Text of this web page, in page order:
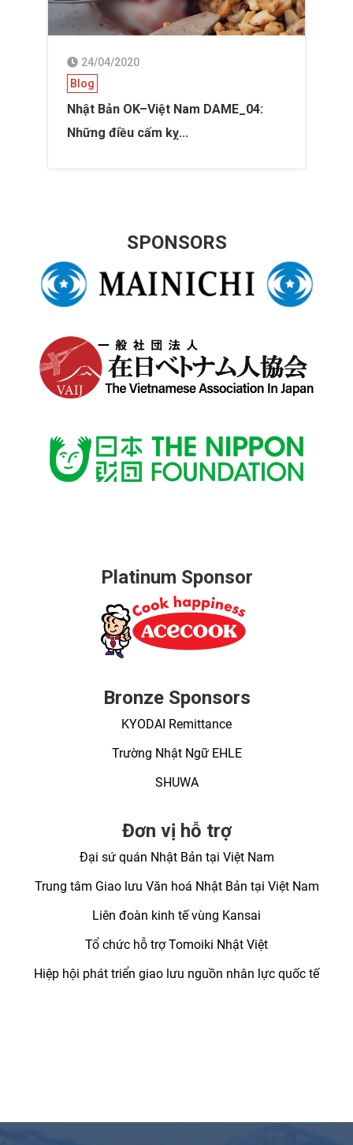
24/04/2020
Blog
Nhật Bản OK–Việt Nam DAME_04:
Những điều cấm kỵ...
SPONSORS
Platinum Sponsor
Bronze Sponsors
KYODAI Remittance
Trường Nhật Ngữ EHLE
SHUWA
Đơn vị hỗ trợ
Đại sứ quán Nhật Bản tại Việt Nam
Trung tâm Giao lưu Văn hoá Nhật Bản tại Việt Nam
Liên đoàn kinh tế vùng Kansai
Tổ chức hỗ trợ Tomoiki Nhật Việt
Hiệp hội phát triển giao lưu nguồn nhân lực quốc tế